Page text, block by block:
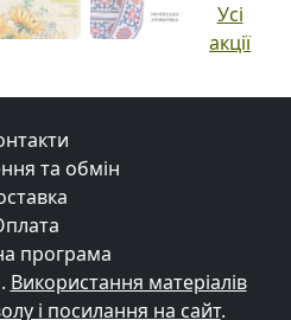
Усі
акції
та обмін
програма
Використання матеріалів
і посилання на сайт.